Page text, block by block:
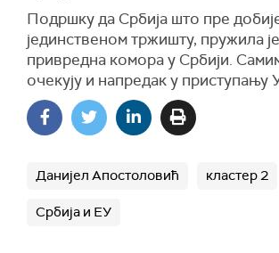
Подршку да Србија што пре
јединственом тржишту, пружила
привредна комора у Србији.
очекују и напредак у приступању
Данијел Апостоловић кластер 2
Србија и ЕУ